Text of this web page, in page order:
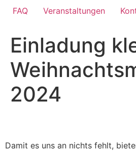
FAQ
Veranstaltungen
Einladung
2024
Damit es uns an nichts fehlt,